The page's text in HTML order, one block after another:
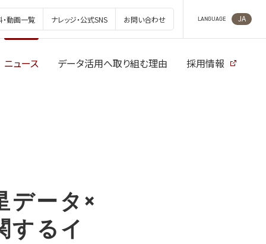
・動画一覧 ナレッジ・公式SNS お問い合わせ LANGUAGE JA
ニュース データ活用へ取り組む理由 採用情報
データ×
するイ